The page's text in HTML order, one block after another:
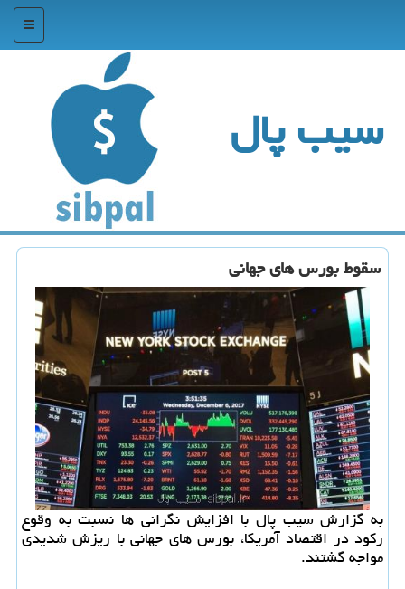
منو
سیب پال
سقوط بورس های جهانی
به گزارش سیب پال با افزایش نگرانی ها نسبت به وقوع
ركود در اقتصاد آمریكا، بورس های جهانی با ریزش شدیدی
مواجه گشتند.